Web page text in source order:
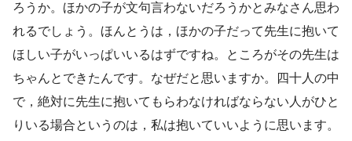
ろうか。ほかの子が文句言わないだろうかとみなさん思わ
れるでしょう。ほんとうは，ほかの子だって先生に抱いて
ほしい子がいっぱいいるはずですね。ところがその先生は
ちゃんとできたんです。なぜだと思いますか。四十人の中
で，絶対に先生に抱いてもらわなければならない人がひと
りいる場合というのは，私は抱いていいように思います。